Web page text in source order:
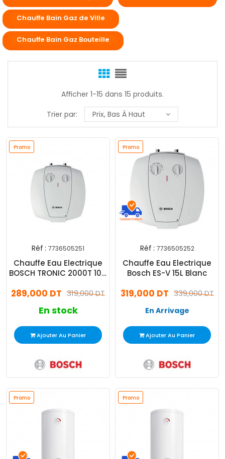
Chauffe Bain Gaz de Ville
Chauffe Bain Gaz Bouteille
Afficher 1-15 dans 15 produits.
Trier par:
Prix, Bas À Haut
Promo
Réf : 7736505251
Chauffe Eau Electrique
BOSCH TRONIC 2000T 10 L
319,000 DT
289,000 DT
En stock
Ajouter Au Panier
Promo
Réf : 7736505252
Chauffe Eau Electrique
Bosch ES-V 15L Blanc
339,000 DT
319,000 DT
En Arrivage
Ajouter Au Panier
Promo Promo